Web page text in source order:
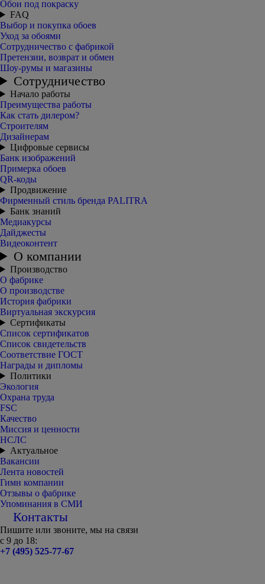
Обои под покраску
FAQ
Выбор и покупка обоев
Уход за обоями
Сотрудничество с фабрикой
Претензии, возврат и обмен
Шоу-румы и магазины
Сотрудничество
Начало работы
Преимущества работы
Как стать дилером?
Строителям
Дизайнерам
Цифровые сервисы
Банк изображений
Примерка обоев
QR-коды
Продвижение
Фирменный стиль бренда PALITRA
Банк знаний
Медиакурсы
Дайджесты
Видеоконтент
О компании
Производство
О фабрике
О производстве
История фабрики
Виртуальная экскурсия
Сертификаты
Список сертификатов
Список свидетельств
Соответствие ГОСТ
Награды и дипломы
Политики
Экология
Охрана труда
FSC
Качество
Миссия и ценности
НСЛС
Актуальное
Вакансии
Лента новостей
Гимн компании
Отзывы о фабрике
Упоминания в СМИ
Контакты
Пишите или звоните, мы на связи
с 9 до 18:
+7 (495) 525-77-67